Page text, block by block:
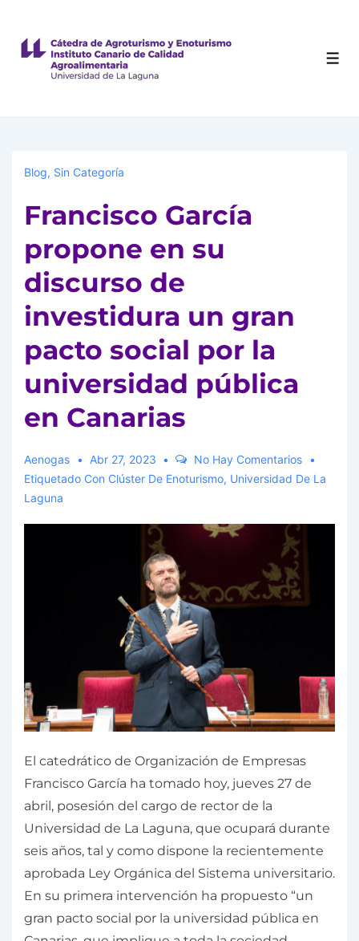
Blog, Sin Categoría
Francisco García
propone en su
discurso de
investidura un gran
pacto social por la
universidad pública
en Canarias
Aenogas Abr 27, 2023
No Hay Comentarios
Etiquetado Con Clúster De Enoturismo, Universidad De La
Laguna
El catedrático de Organización de Empresas
Francisco García ha tomado hoy, jueves 27 de
abril, posesión del cargo de rector de la
Universidad de La Laguna, que ocupará durante
seis años, tal y como dispone la recientemente
aprobada Ley Orgánica del Sistema universitario.
En su primera intervención ha propuesto “un
gran pacto social por la universidad pública en